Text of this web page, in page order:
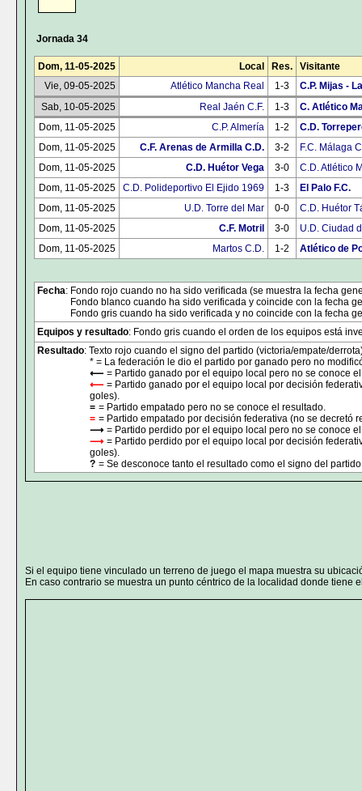
Jornada 34
Dom, 11-05-2025 Local Res.
Visitante
Vie, 09-05-2025
Atlético Mancha Real 1-3
C.P. Mijas -
Sab, 10-05-2025
Real Jaén C.F. 1-3
C. Atlético
Dom, 11-05-2025
C.P. Almería 1-2
C.D.
Dom, 11-05-2025
C.F. Arenas de Armilla C.D. 3-2
F.C. Málaga
Dom, 11-05-2025
C.D. Huétor Vega 3-0
C.D. Atlético
Dom, 11-05-2025
C.D. Polideportivo El Ejido 1969 1-3
El Palo F.C.
Dom, 11-05-2025
U.D. Torre del Mar 0-0
C.D. Huétor
Dom, 11-05-2025
C.F. Motril 3-0
U.D. Ciudad
Dom, 11-05-2025
Martos C.D. 1-2 Atlético de
Fecha: Fondo rojo cuando no ha sido verificada (se muestra la fecha
Fondo blanco cuando ha sido verificada y coincide con la fecha
Fondo gris cuando ha sido verificada y no coincide con la fecha
Equipos y resultado: Fondo gris cuando el orden de los equipos está
Resultado: Texto rojo cuando el signo del partido (victoria/empate/
* = La federación le dio el partido por ganado pero no
⟵ = Partido ganado por el equipo local pero no se conoce
⟵ = Partido ganado por el equipo local por decisión
goles).
= = Partido empatado pero no se conoce el resultado.
= = Partido empatado por decisión federativa (no se decretó
⟶ = Partido perdido por el equipo local pero no se conoce
⟶ = Partido perdido por el equipo local por decisión
goles).
? = Se desconoce tanto el resultado como el signo del
Si el equipo tiene vinculado un terreno de juego el mapa muestra su
En caso contrario se muestra un punto céntrico de la localidad donde tiene